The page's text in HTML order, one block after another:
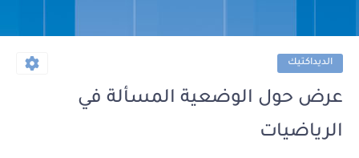
الديداكتيك
عرض حول الوضعية المسألة في
الرياضيات